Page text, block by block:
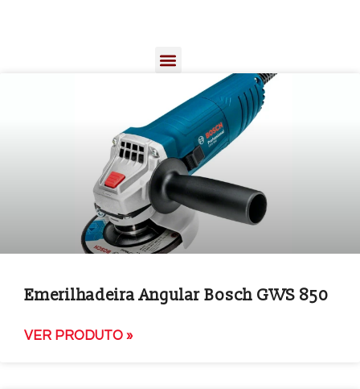
Emerilhadeira Angular Bosch GWS 850
VER PRODUTO »